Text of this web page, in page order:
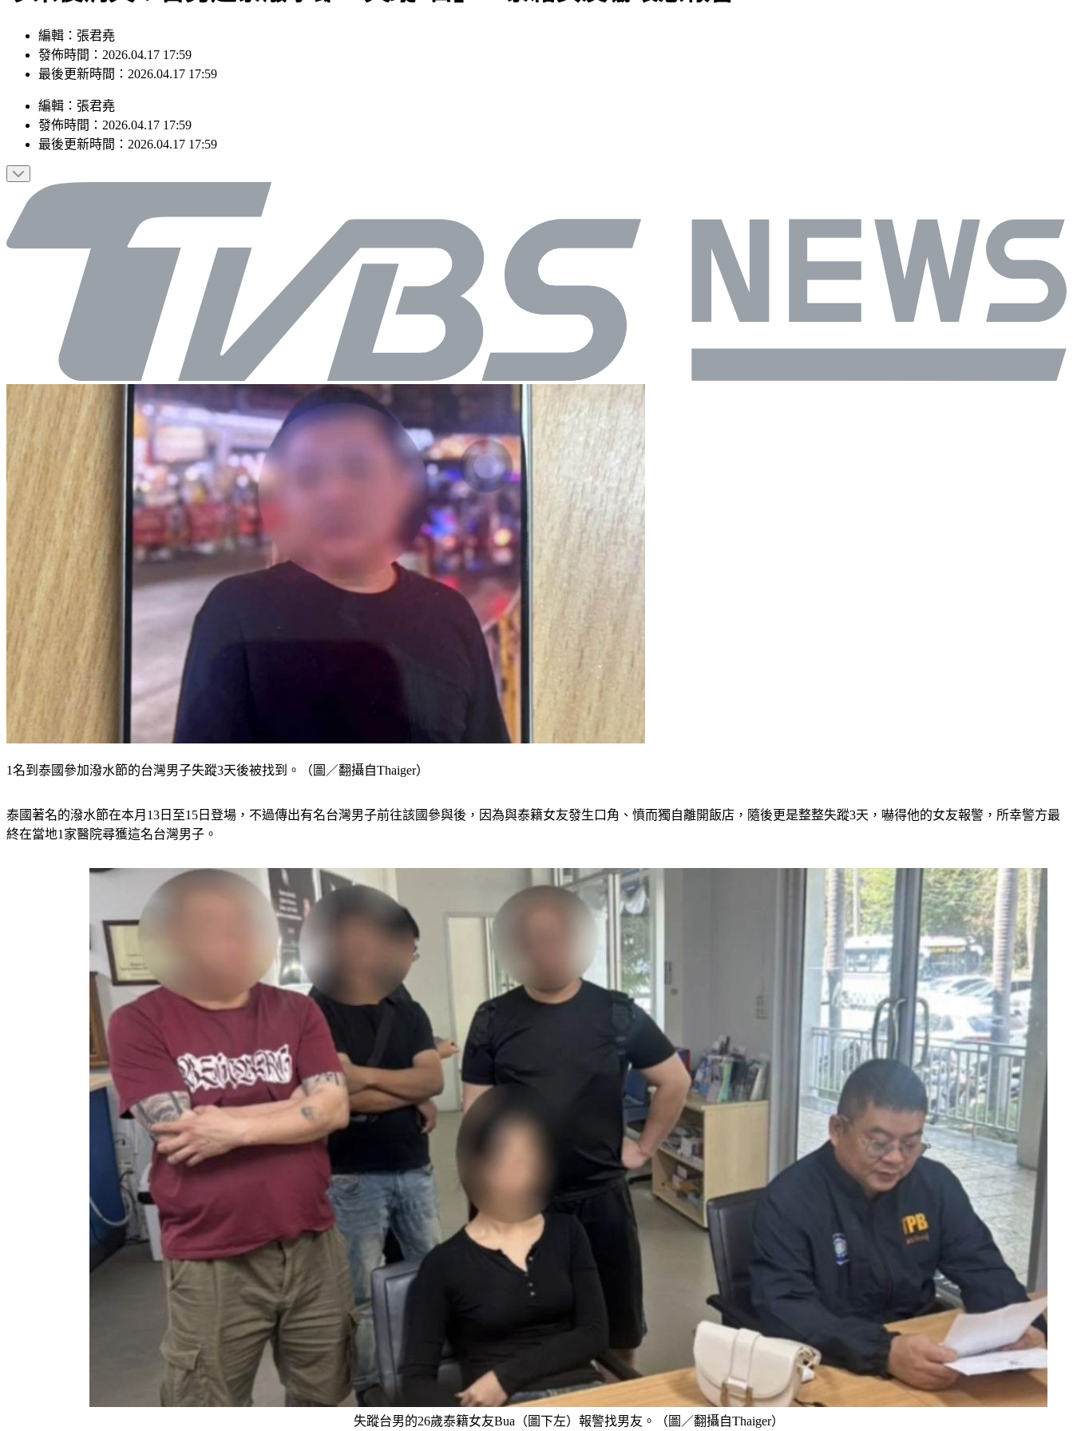
編輯：張君堯
發佈時間：2026.04.17 17:59
最後更新時間：2026.04.17 17:59
編輯 ： 張君堯
發佈時間： 2026.04.17 17:59
最後更新時間： 2026.04.17 17:59
1名到泰國參加潑水節的台灣男子失蹤3天後被找到。（圖／翻攝自Thaiger）
泰國著名的潑水節在本月13日至15日登場，不過傳出有名台灣男子前往該國參與後，因為與泰籍女友發生口角、憤而獨自離開飯店，隨後更是整整失蹤3天，嚇得他的女友報警，所幸警方最
終在當地1家醫院尋獲這名台灣男子。
失蹤台男的26歲泰籍女友Bua（圖下左）報警找男友。（圖／翻攝自Thaiger）